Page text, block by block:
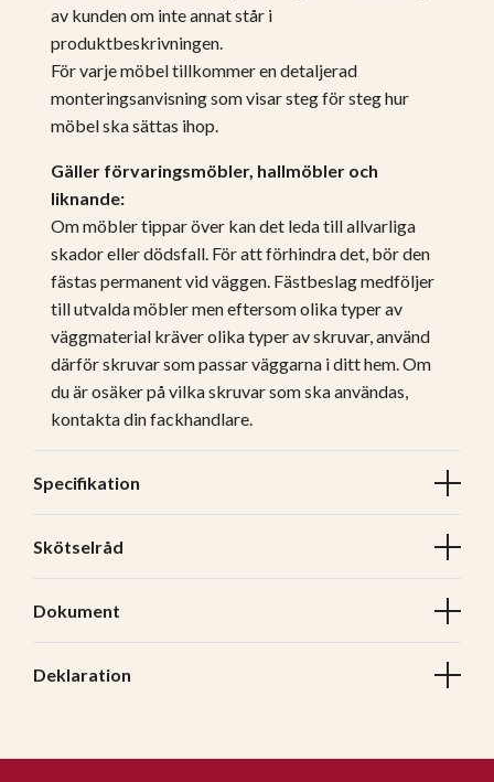
av kunden om inte annat står i
produktbeskrivningen.
För varje möbel tillkommer en detaljerad
monteringsanvisning som visar steg för steg hur
möbel ska sättas ihop.
Gäller förvaringsmöbler, hallmöbler och
liknande:
Om möbler tippar över kan det leda till allvarliga
skador eller dödsfall. För att förhindra det, bör den
fästas permanent vid väggen. Fästbeslag medföljer
till utvalda möbler men eftersom olika typer av
väggmaterial kräver olika typer av skruvar, använd
därför skruvar som passar väggarna i ditt hem. Om
du är osäker på vilka skruvar som ska användas,
kontakta din fackhandlare.
Specifikation
Skötselråd
Dokument
Deklaration